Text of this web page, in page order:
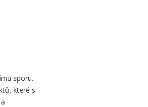
sporu.
které s